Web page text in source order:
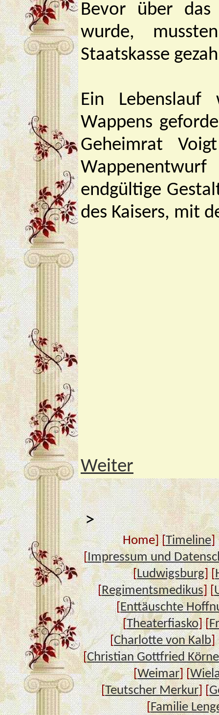
Bevor über das
wurde,
Staatskasse
Ein
Wappens
Geheimrat
endgültige
des Kaisers, mit
Weiter
>
Home] [Timeline]
[Impressum und
[Ludwigsburg] [
[Regimentsmedikus] [
[Enttäuschte
[Theaterfiasko] [
[Charlotte von Kalb]
[Christian Gottfried
[Weimar] [
[Teutscher Merkur] [
[Familie